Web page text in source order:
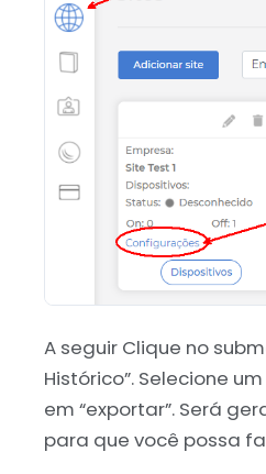
A seguir Clique no
Histórico”. Selecione
em “exportar”. Será
para que você possa